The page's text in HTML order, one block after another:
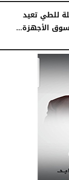
للطي تعيد
الأجهزة...